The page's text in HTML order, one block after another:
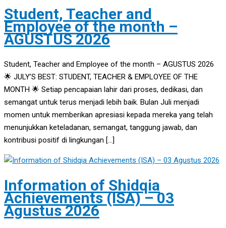
Student, Teacher and
Employee of the month –
AGUSTUS 2026
Student, Teacher and Employee of the month – AGUSTUS 2026
🌟 JULY’S BEST: STUDENT, TEACHER & EMPLOYEE OF THE
MONTH 🌟 Setiap pencapaian lahir dari proses, dedikasi, dan
semangat untuk terus menjadi lebih baik. Bulan Juli menjadi
momen untuk memberikan apresiasi kepada mereka yang telah
menunjukkan keteladanan, semangat, tanggung jawab, dan
kontribusi positif di lingkungan […]
Information of Shidqia
Achievements (ISA) – 03
Agustus 2026